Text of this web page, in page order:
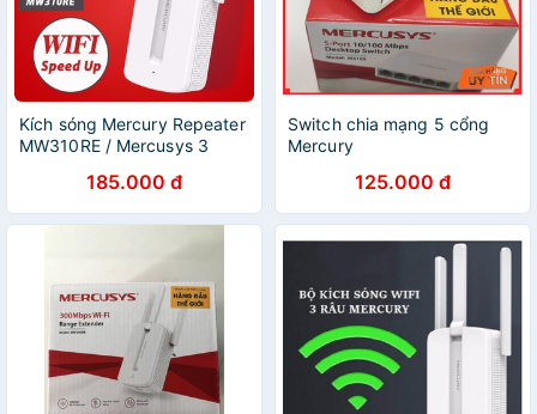
Kích sóng Mercury Repeater
MW310RE / Mercusys 3
185.000 đ
Switch chia mạng 5 cổng
Mercury
125.000 đ